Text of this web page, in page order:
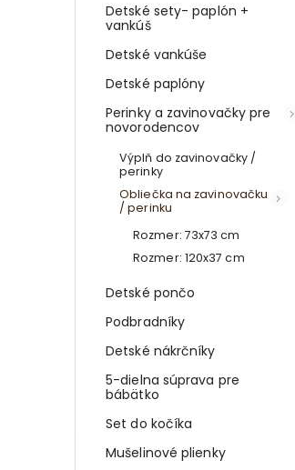
Detské sety- paplón +
vankúš
Detské vankúše
Detské paplóny
Perinky a zavinovačky pre
novorodencov
Výplň do zavinovačky /
perinky
Obliečka na zavinovačku
/ perinku
Rozmer: 73x73 cm
Rozmer: 120x37 cm
Detské pončo
Podbradníky
Detské nákrčníky
5-dielna súprava pre
bábätko
Set do kočíka
Mušelinové plienky